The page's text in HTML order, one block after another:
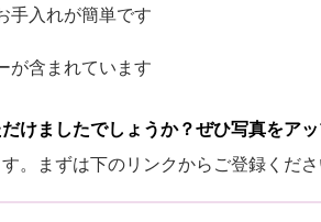
手入れが簡単です
が含まれています
けましたでしょうか？ぜひ写真をア
。まずは下のリンクからご登録くださ